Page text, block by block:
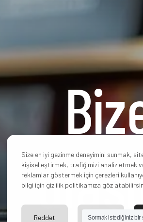
Size en iyi gezinme deneyimini sunmak,
kişiselleştirmek, trafiğimizi analiz etmek
reklamlar göstermek için çerezleri
bilgi için gizlilik politikamıza göz
Ayarlar
Reddet
Sormak istediğiniz bir